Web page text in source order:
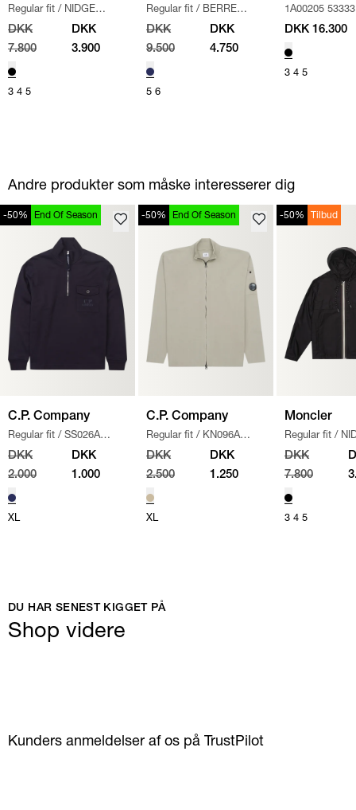
Regular fit / NIDGE
JAKKE
SORT
DKK
7.800
DKK
3.900
3 4 5
Regular fit / BERRE
JACKET
NAVY
DKK
9.500
DKK
4.750
5 6
1A00205 53333
DKK 16.300
3 4 5
Andre produkter som måske interesserer dig
-50% End Of Season
C.P. Company
Regular fit / SS026A
005086W SWEATSHIRT
DKK
2.000
DKK
1.000
XL
-50% End Of Season
C.P. Company
Regular fit / KN096A
110560A STRIK / SAND
DKK
2.500
DKK
1.250
XL
-50% Tilbud
Moncler
Regular fit /
JAKKE
SORT
DKK
7.800
3 4 5
DU HAR SENEST KIGGET PÅ
Shop videre
Kunders anmeldelser af os på TrustPilot